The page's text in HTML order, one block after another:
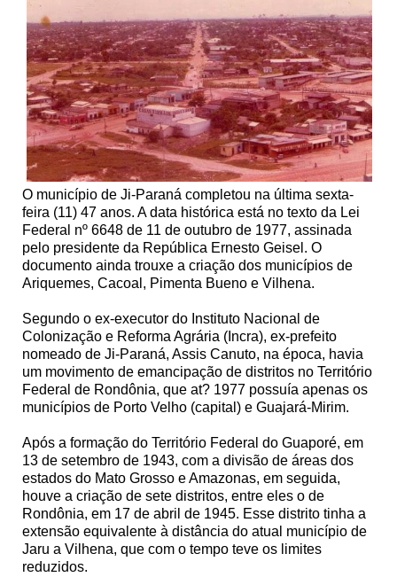
O município de Ji-Paraná completou na última sexta-
feira (11) 47 anos. A data histórica está no texto da Lei
Federal nº 6648 de 11 de outubro de 1977, assinada
pelo presidente da República Ernesto Geisel. O
documento ainda trouxe a criação dos municípios de
Ariquemes, Cacoal, Pimenta Bueno e Vilhena.
Segundo o ex-executor do Instituto Nacional de
Colonização e Reforma Agrária (Incra), ex-prefeito
nomeado de Ji-Paraná, Assis Canuto, na época, havia
um movimento de emancipação de distritos no Território
Federal de Rondônia, que at? 1977 possuía apenas os
municípios de Porto Velho (capital) e Guajará-Mirim.
Após a formação do Território Federal do Guaporé, em
13 de setembro de 1943, com a divisão de áreas dos
estados do Mato Grosso e Amazonas, em seguida,
houve a criação de sete distritos, entre eles o de
Rondônia, em 17 de abril de 1945. Esse distrito tinha a
extensão equivalente à distância do atual município de
Jaru a Vilhena, que com o tempo teve os limites
reduzidos.